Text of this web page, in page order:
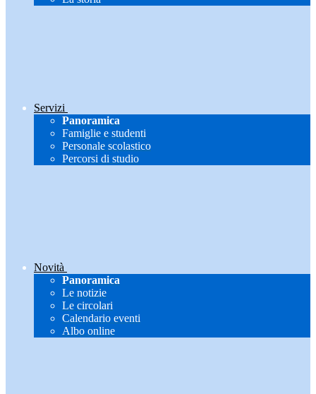
Servizi
Panoramica
Famiglie e studenti
Personale scolastico
Percorsi di studio
Novità
Panoramica
Le notizie
Le circolari
Calendario eventi
Albo online